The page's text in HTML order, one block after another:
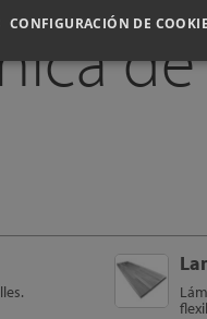
CONFIGURACIÓN DE